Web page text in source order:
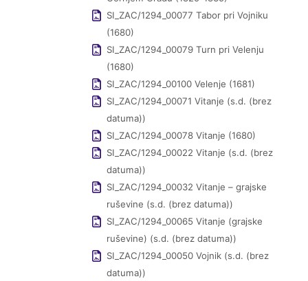
SI_ZAC/1294_00077 Tabor pri Vojniku
(1680)
SI_ZAC/1294_00079 Turn pri Velenju
(1680)
SI_ZAC/1294_00100 Velenje (1681)
SI_ZAC/1294_00071 Vitanje (s.d. (brez
datuma))
SI_ZAC/1294_00078 Vitanje (1680)
SI_ZAC/1294_00022 Vitanje (s.d. (brez
datuma))
SI_ZAC/1294_00032 Vitanje – grajske
ruševine (s.d. (brez datuma))
SI_ZAC/1294_00065 Vitanje (grajske
ruševine) (s.d. (brez datuma))
SI_ZAC/1294_00050 Vojnik (s.d. (brez
datuma))